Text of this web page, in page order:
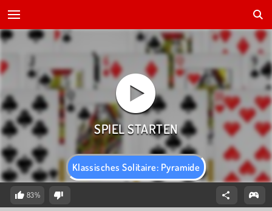
Klassisches Solitaire: Pyramide
83%